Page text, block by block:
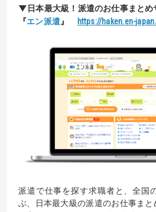
▼日本最大級！ 派遣のお仕事まとめ
『エン派遣』 https://haken.en-
派遣で仕事を探す求職者と、全国
ぶ、日本最大級の派遣のお仕事ま